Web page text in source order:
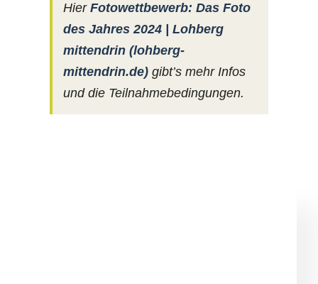
Hier Fotowettbewerb: Das Foto
des Jahres 2024 | Lohberg
mittendrin (lohberg-
mittendrin.de)gibt’s mehr Infos
und die Teilnahmebedingungen.